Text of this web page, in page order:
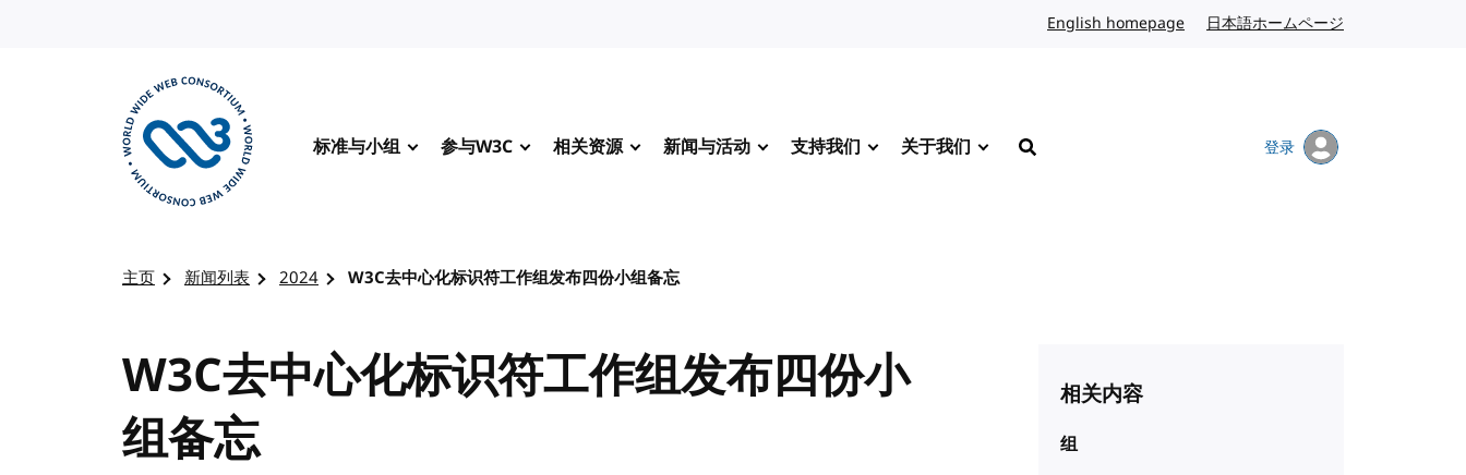
English homepage 英文日本語ホームページ
标准与小组 参与W3C 相关资源 新闻与活动 支持我们 关于我们
搜索
登录
主页 新闻列表 2024 W3C去中心化标识符工作组发布四份小组备忘
W3C去中心化标识符工作组发布四份小
组备忘
相关内容
组